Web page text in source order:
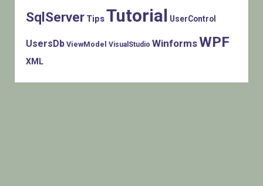
SqlServer TipsTutorial UserControl
UsersDb ViewModel VisualStudio WinformsWPF
XML